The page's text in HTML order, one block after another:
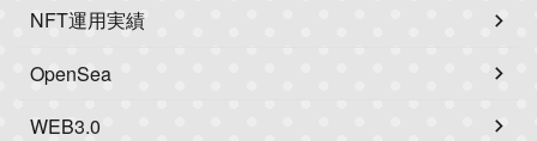
NFT運用実績
OpenSea
WEB3.0